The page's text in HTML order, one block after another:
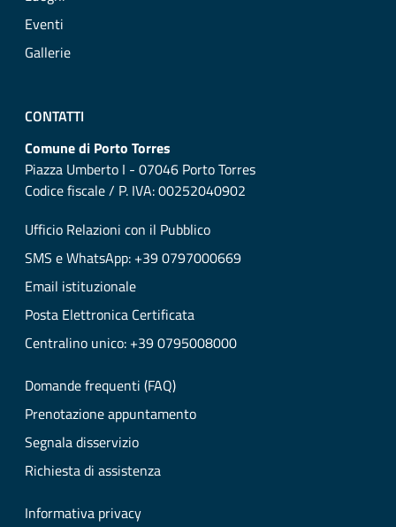
Eventi
Gallerie
CONTATTI
Comune di Porto Torres
Piazza Umberto I - 07046 Porto Torres
Codice fiscale / P. IVA: 00252040902
Ufficio Relazioni con il Pubblico
SMS e WhatsApp: +39 0797000669
Email istituzionale
Posta Elettronica Certificata
Centralino unico: +39 0795008000
Domande frequenti (FAQ)
Prenotazione appuntamento
Segnala disservizio
Richiesta di assistenza
Informativa privacy